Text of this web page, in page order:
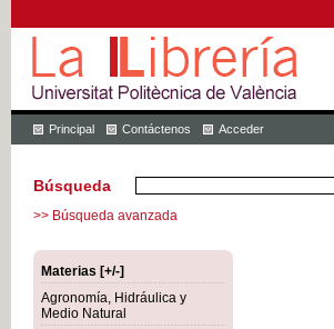
Principal Contáctenos Acceder
Búsqueda
>> Búsqueda avanzada
Materias [+/-]
Agronomía, Hidráulica y
Medio Natural